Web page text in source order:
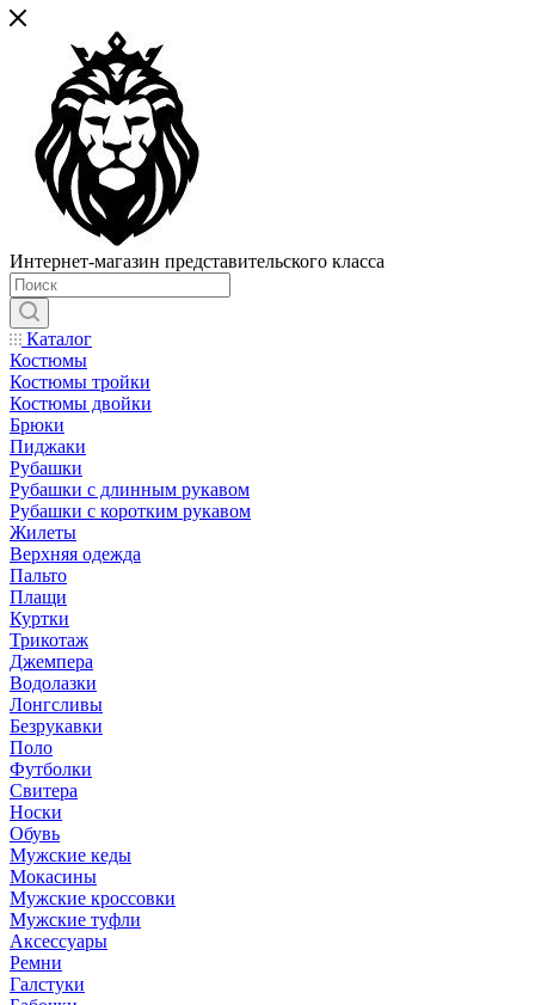
Интернет-магазин представительского класса
Каталог
Костюмы
Костюмы тройки
Костюмы двойки
Брюки
Пиджаки
Рубашки
Рубашки с длинным рукавом
Рубашки с коротким рукавом
Жилеты
Верхняя одежда
Пальто
Плащи
Куртки
Трикотаж
Джемпера
Водолазки
Лонгсливы
Безрукавки
Поло
Футболки
Свитера
Носки
Обувь
Мужские кеды
Мокасины
Мужские кроссовки
Мужские туфли
Аксессуары
Ремни
Галстуки